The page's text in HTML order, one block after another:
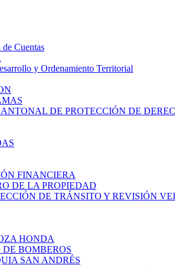
Cuentas
y Ordenamiento Territorial
DE PROTECCIÓN DE
FINANCIERA
DE LA PROPIEDAD
DE TRÁNSITO Y REVISIÓN
HONDA
DE BOMBEROS
SAN ANDRÉS